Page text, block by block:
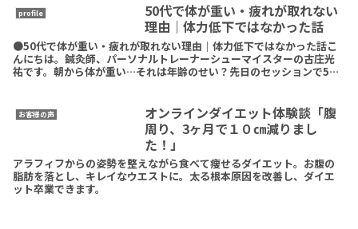
profile
50代で体が重い・疲れが取れない
理由｜体力低下ではなかった話
●50代で体が重い・疲れが取れない理由｜体力低下ではなかった話こ
んにちは。鍼灸師、パーソナルトレーナーシューマイスターの古庄光
祐です。朝から体が重い…それは年齢のせい？先日のセッションで50
お客様の声
オンラインダイエット体験談「腹
周り、3ヶ月で１０㎝減りまし
た！」
アラフィフからの姿勢を整えながら食べて痩せるダイエット。お腹の
脂肪を落とし、キレイなウエストに。太る根本原因を改善し、ダイエ
ット卒業できます。